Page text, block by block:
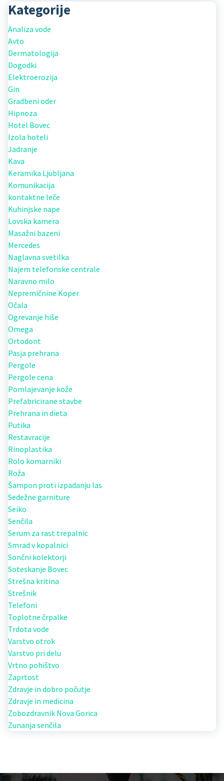
Kategorije
Analiza vode
Avto
Dermatologija
Dogodki
Elektroerozija
Gin
Gradbeni oder
Hipnoza
Hotel Bovec
Izola hoteli
Jadranje
Kava
Keramika Ljubljana
Komunikacija
kontaktne leče
Kuhinjske nape
Lovska kamera
Masažni bazeni
Mercedes
Naglavna svetilka
Najem telefonske centrale
Naravno milo
Nepremičnine Koper
Očala
Ogrevanje hiše
Omega
Ortodont
Pasja prehrana
Pergole
Pergole cena
Pomlajevanje kože
Prefabricirane stavbe
Prehrana in dieta
Putika
Restavracije
Rinoplastika
Rolo komarniki
Roža
Šampon proti izpadanju las
Sedežne garniture
Seiko
Senčila
Serum za rast trepalnic
Smrad v kopalnici
Sončni kolektorji
Soteskanje Bovec
Strešna kritina
Strešnik
Telefoni
Toplotne črpalke
Trdota vode
Varstvo otrok
Varstvo pri delu
Vrtno pohištvo
Zaprtost
Zdravje in dobro počutje
Zdravje in medicina
Zobozdravnik Nova Gorica
Zunanja senčila